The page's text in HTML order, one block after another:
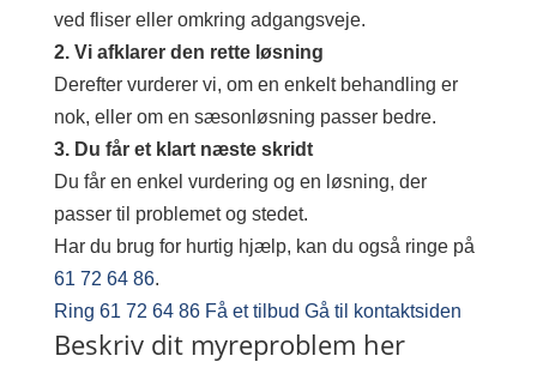
ved fliser eller omkring adgangsveje.
2. Vi afklarer den rette løsning
Derefter vurderer vi, om en enkelt behandling er
nok, eller om en sæsonløsning passer bedre.
3. Du får et klart næste skridt
Du får en enkel vurdering og en løsning, der
passer til problemet og stedet.
Har du brug for hurtig hjælp, kan du også ringe på
61 72 64 86.
Ring 61 72 64 86 Få et tilbud Gå til kontaktsiden
Beskriv dit myreproblem her